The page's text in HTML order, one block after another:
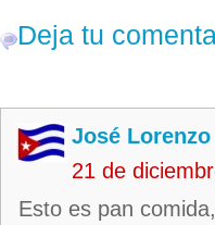
Deja tu
José
21 de
Esto es pan